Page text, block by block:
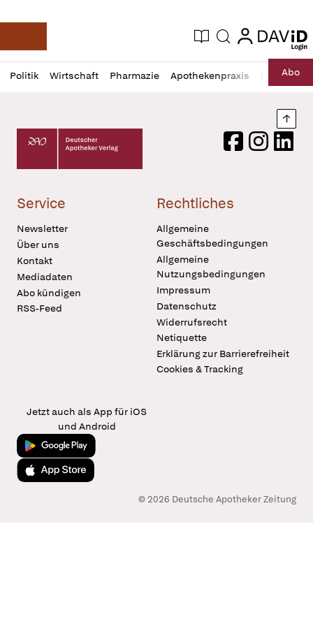
Deutsche Apotheker Zeitung
Aktuelle Ausgabe
Suche login
login
Politik Wirtschaft Pharmazie Apothekenpraxis RechtAbo
Profil
öffnen
Daz
Pur
Deutscher Apotheker Verlag Logo
FacebookInstagram
Service
Newsletter
Über uns
Kontakt
Mediadaten
Abo kündigen
RSS-Feed
Rechtliches
Allgemeine
Geschäftsbedingungen
Allgemeine
Nutzungsbedingungen
Impressum
Datenschutz
Widerrufsrecht
Netiquette
Erklärung zur Barrierefreiheit
Cookies & Tracking
Jetzt auch als App für iOS
und Android
Jetzt bei Google Play
Laden im App Store
© 2026 Deutsche Apotheker Zeitung